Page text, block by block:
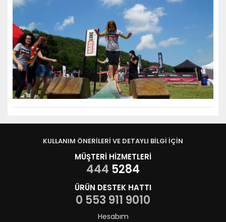
KULLANIM ÖNERİLERİ VE DETAYLI BİLGİ İÇİN
MÜŞTERİ HİZMETLERİ
444 5284
ÜRÜN DESTEK HATTI
0 553 911 9010
Hesabım